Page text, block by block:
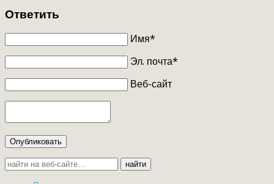
Ответить
Имя*
Эл. почта*
Веб-сайт
Опубликовать
найти